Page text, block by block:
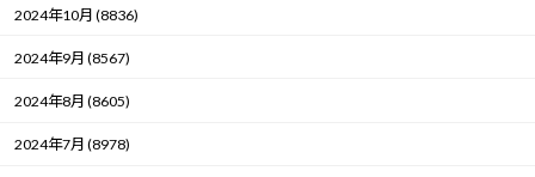
2024年10月 (8836)
2024年9月 (8567)
2024年8月 (8605)
2024年7月 (8978)